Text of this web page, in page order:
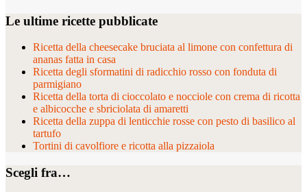
Le ultime ricette pubblicate
Ricetta della cheesecake bruciata al limone con confettura di
ananas fatta in casa
Ricetta degli sformatini di radicchio rosso con fonduta di
parmigiano
Ricetta della torta di cioccolato e nocciole con crema di ricotta
e albicocche e sbriciolata di amaretti
Ricetta della zuppa di lenticchie rosse con pesto di basilico al
tartufo
Tortini di cavolfiore e ricotta alla pizzaiola
Scegli fra…